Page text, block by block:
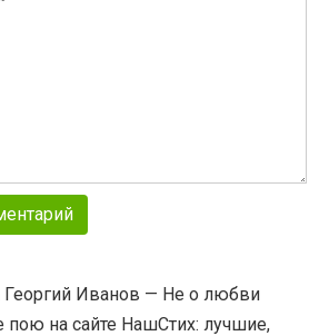
Георгий Иванов — Не о любви
пою на сайте НашСтих: лучшие,